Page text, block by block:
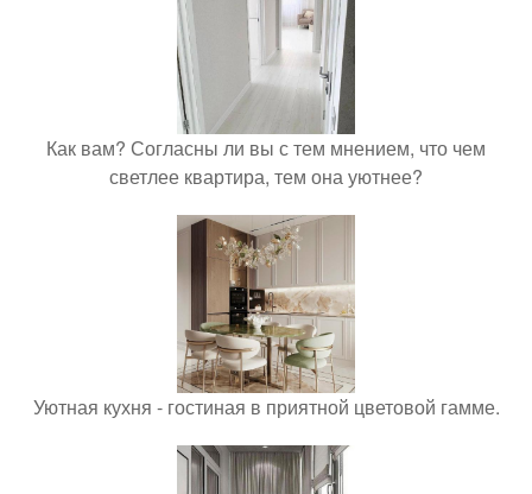
Как вам? Согласны ли вы с тем мнением, что чем
светлее квартира, тем она уютнее?
Уютная кухня - гостиная в приятной цветовой гамме.